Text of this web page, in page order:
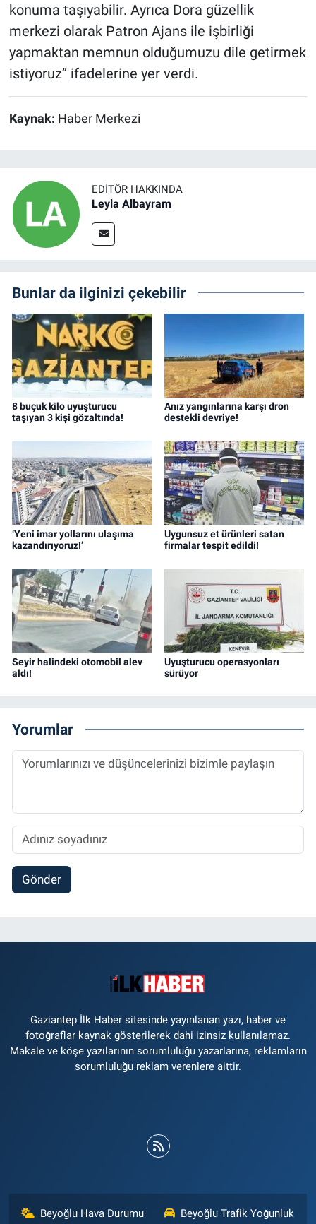
konuma taşıyabilir. Ayrıca Dora güzellik
merkezi olarak Patron Ajans ile işbirliği
yapmaktan memnun olduğumuzu dile getirmek
istiyoruz’’ ifadelerine yer verdi.
Kaynak: Haber Merkezi
EDITÖR HAKKINDA
Leyla Albayram
Bunlar da ilginizi çekebilir
8 buçuk kilo uyuşturucu
taşıyan 3 kişi gözaltında!
Anız yangınlarına karşı dron
destekli devriye!
‘Yeni imar yollarını ulaşıma
kazandırıyoruz!’
Uygunsuz et ürünleri satan
firmalar tespit edildi!
Seyir halindeki otomobil alev
aldı!
Uyuşturucu operasyonları
sürüyor
Yorumlar
Gönder
Gaziantep İlk Haber sitesinde yayınlanan yazı, haber ve
fotoğraflar kaynak gösterilerek dahi izinsiz kullanılamaz.
Makale ve köşe yazılarının sorumluluğu yazarlarına, reklamların
sorumluluğu reklam verenlere aittir.
Beyoğlu Hava Durumu
Beyoğlu Trafik Yoğunluk